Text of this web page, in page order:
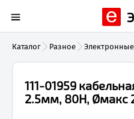
Каталог Разное
111-01959
2.5мм, 80Н, Øмакс